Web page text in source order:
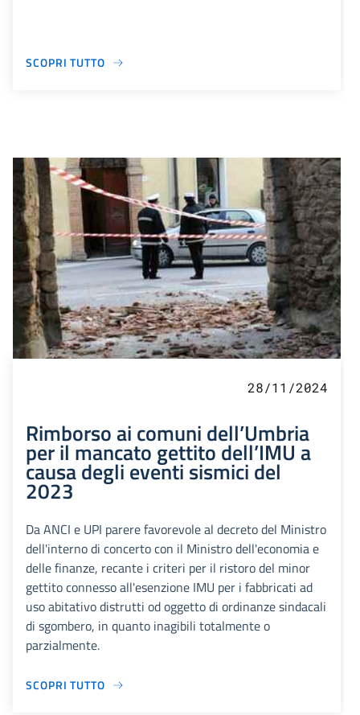
SCOPRI TUTTO
28/11/2024
Rimborso ai comuni dell’Umbria
per il mancato gettito dell’IMU a
causa degli eventi sismici del
2023
Da ANCI e UPI parere favorevole al decreto del Ministro
dell'interno di concerto con il Ministro dell'economia e
delle finanze, recante i criteri per il ristoro del minor
gettito connesso all'esenzione IMU per i fabbricati ad
uso abitativo distrutti od oggetto di ordinanze sindacali
di sgombero, in quanto inagibili totalmente o
parzialmente.
SCOPRI TUTTO